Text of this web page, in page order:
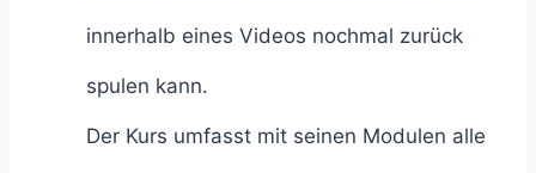
innerhalb eines Videos nochmal zurück
spulen kann.
Der Kurs umfasst mit seinen Modulen alle